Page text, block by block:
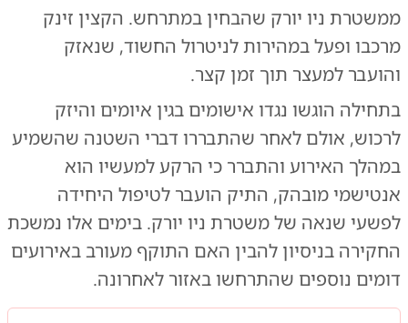
ממשטרת ניו יורק שהבחין במתרחש. הקצין זינק
מרכבו ופעל במהירות לניטרול החשוד, שנאזק
והועבר למעצר תוך זמן קצר.
בתחילה הוגשו נגדו אישומים בגין איומים והיזק
לרכוש, אולם לאחר שהתבררו דברי השטנה שהשמיע
במהלך האירוע והתברר כי הרקע למעשיו הוא
אנטישמי מובהק, התיק הועבר לטיפול היחידה
לפשעי שנאה של משטרת ניו יורק. בימים אלו נמשכת
החקירה בניסיון להבין האם התוקף מעורב באירועים
דומים נוספים שהתרחשו באזור לאחרונה.